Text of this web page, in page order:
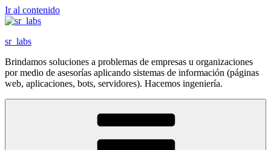
Ir al contenido
sr_labs
Brindamos soluciones a problemas de empresas u organizaciones
por medio de asesorías aplicando sistemas de información (páginas
web, aplicaciones, bots, servidores). Hacemos ingeniería.